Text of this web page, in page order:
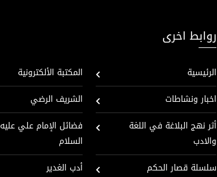
روابط اخرى
الرئيسية
اخبار ونشاطات
أثر نهج البلاغة في اللغة
والادب
سلسلة قصار الحكم
المكتبة الألكترونية
الشريف الرضي
فضائل الإمام علي عليه
السلام
أدب الغدير